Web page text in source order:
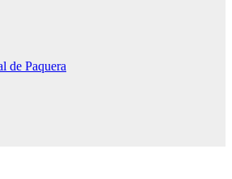
de Paquera